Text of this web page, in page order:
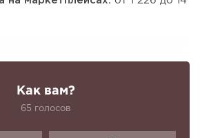
Как вам?
65 голосов